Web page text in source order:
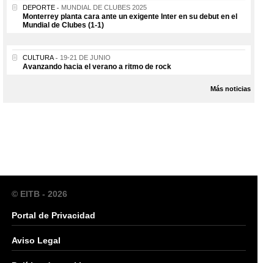
DEPORTE MUNDIAL DE CLUBES 2025
Monterrey planta cara ante un exigente Inter en su debut en el
Mundial de Clubes (1-1)
CULTURA 19-21 DE JUNIO
Avanzando hacia el verano a ritmo de rock
Más noticias
© EITB - 2026
Portal de Privacidad
Aviso Legal